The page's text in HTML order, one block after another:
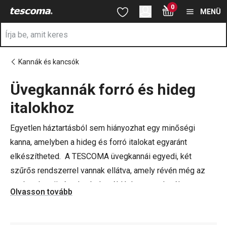
Ugrás a fő tartalomhoz
Ugrás a kereséshez
Ugrás a navigációhoz 0
MENÜ
Kannák és kancsók
Üvegkannák forró és hideg
italokhoz
Egyetlen háztartásból sem hiányozhat egy minőségi
kanna, amelyben a hideg és forró italokat egyaránt
elkészítheted. A TESCOMA üvegkannái egyedi, két
szűrős rendszerrel vannak ellátva, amely révén még az
apró gyógynövénydarabok, például a mentalevél, a
csipkebogyó vagy a friss gyümölcsök és remekül
Olvasson tovább